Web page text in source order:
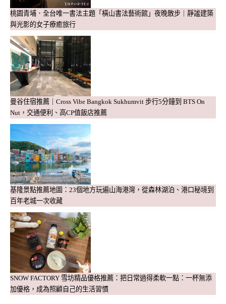
桃園青埔．全台唯一書法主題「橫山書法藝術館」夜晚散步｜靜謐建築
與光影的女子療癒旅行
曼谷住宿推薦｜Cross Vibe Bangkok Sukhumvit 步行5分鐘到 BTS On
Nut，交通便利、高CP值飯店推薦
基隆景點推薦地圖：23個地方玩遍山海港灣，從森林湖泊、港口秘境到
百年老城一次收藏
SNOW FACTORY 雪坊精品優格推薦：把日常過得柔軟一點：一杯無添
加優格，成為照顧自己的生活習慣